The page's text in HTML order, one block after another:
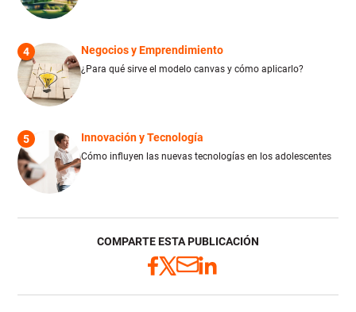
4 Negocios y Emprendimiento
¿Para qué sirve el modelo canvas y cómo aplicarlo?
5 Innovación y Tecnología
Cómo influyen las nuevas tecnologías en los adolescentes
COMPARTE ESTA PUBLICACIÓN